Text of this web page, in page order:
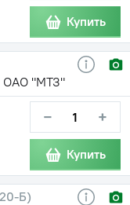
Купить
ОАО "МТЗ"
− +
Купить
Б)